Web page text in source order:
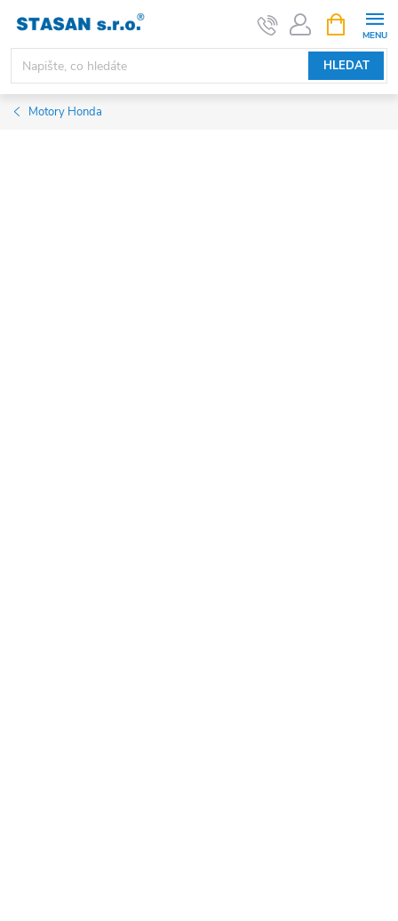
obsah
HLEDAT
NÁKUPNÍ
KOŠÍK
Motory Honda